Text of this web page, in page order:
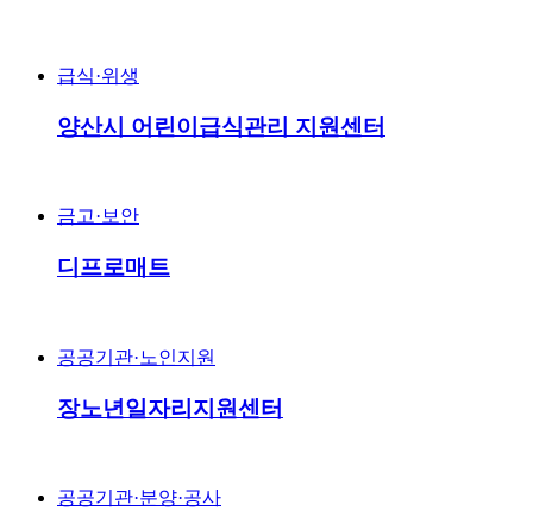
급식·위생
양산시 어린이급식관리 지원센터
금고·보안
디프로매트
공공기관·노인지원
장노년일자리지원센터
공공기관·분양·공사